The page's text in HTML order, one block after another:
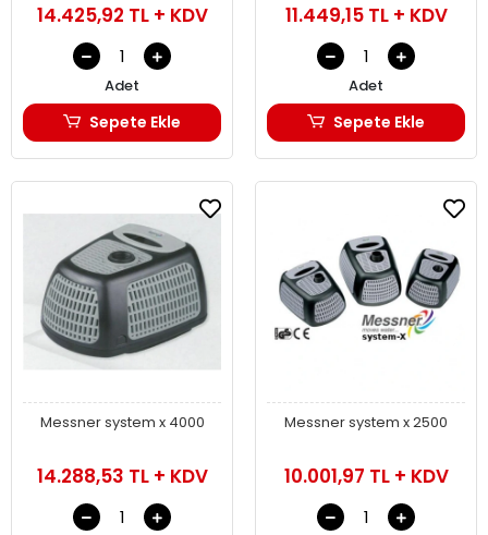
14.425,92 TL + KDV
Adet
Sepete Ekle
11.449,15 TL + KDV
Adet
Sepete Ekle
Messner system x 4000
14.288,53 TL + KDV
Messner system x 2500
10.001,97 TL + KDV